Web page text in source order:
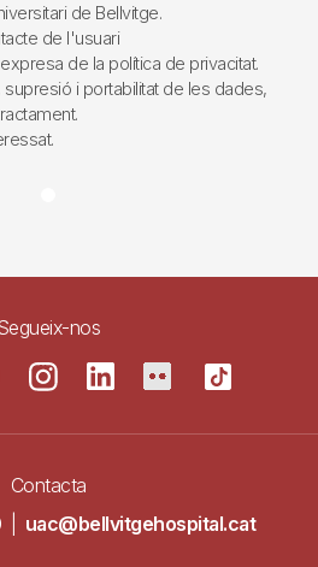
de Bellvitge.
de l'usuari
de la política de privacitat.
i portabilitat de les dades,
nos
Contacta
uac@bellvitgehospital.cat